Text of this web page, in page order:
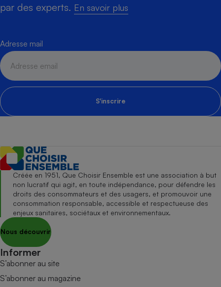
par des experts. En savoir plus
Adresse mail
S'inscrire
Créée en 1951, Que Choisir Ensemble est une association à but
non lucratif qui agit, en toute indépendance, pour défendre les
droits des consommateurs et des usagers, et promouvoir une
consommation responsable, accessible et respectueuse des
enjeux sanitaires, sociétaux et environnementaux.
Nous découvrir
Informer
S’abonner au site
S’abonner au magazine